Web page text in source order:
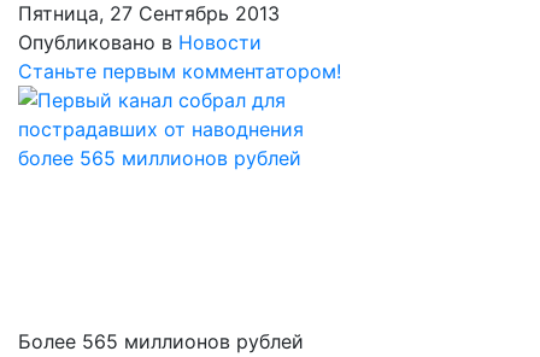
Пятница, 27 Сентябрь 2013
Опубликовано в Новости
Станьте первым комментатором!
Более 565 миллионов рублей